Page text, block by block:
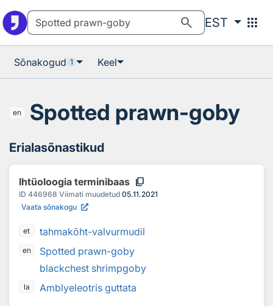
search EST apps
Sõnakogud 1 Keel
en Spotted prawn-goby
Erialasõnastikud
Ihtüoloogia terminibaas content_copy
ID 446968 Viimati muudetud 05.11.2021
Vaata sõnakogu
et tahmakõht-valvurmudil
en
Spotted prawn-goby
blackchest shrimpgoby
la Amblyeleotris guttata